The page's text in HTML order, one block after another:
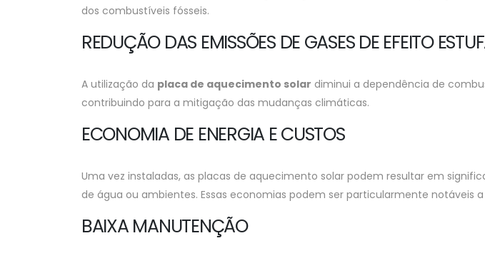
dos combustíveis fósseis.
REDUÇÃO DAS EMISSÕES DE GASES DE EFEITO
A utilização da placa de aquecimento solar diminui a dependência de
contribuindo para a mitigação das mudanças climáticas.
ECONOMIA DE ENERGIA E CUSTOS
Uma vez instaladas, as placas de aquecimento solar podem resultar em
de água ou ambientes. Essas economias podem ser particularmente notáveis a
BAIXA MANUTENÇÃO